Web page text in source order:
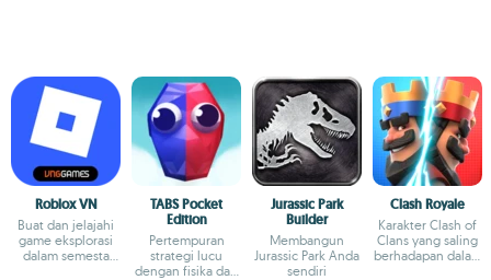
Roblox VN
Buat dan jelajahi
game eksplorasi
dalam semesta
TABS Pocket
Edition
Pertempuran
strategi lucu
dengan fisika dan
Jurassic Park
Builder
Membangun
Jurassic Park Anda
sendiri
Clash Royale
Karakter Clash of
Clans yang saling
berhadapan dalam